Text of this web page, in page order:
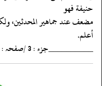
حنيفة فهو
‏‏‏‏مضعف عند جماهير المحدثين،
أعلم.
‏‏‏‏__________جزء : 3 /صفحہ : 487__________